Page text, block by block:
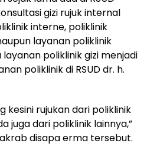
gizi rujuk internal
interne, poliklinik
layanan poliklinik
poliklinik gizi menjadi
poliklinik di RSUD dr. h.
kesini rujukan dari poliklinik
juga dari poliklinik lainnya,”
disapa erma tersebut.